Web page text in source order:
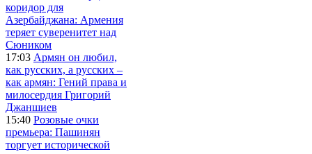
коридор для
Азербайджана: Армения
теряет суверенитет над
Сюником
17:03 Армян он любил,
как русских, а русских –
как армян: Гений права и
милосердия Григорий
Джаншиев
15:40 Розовые очки
премьера: Пашинян
торгует исторической